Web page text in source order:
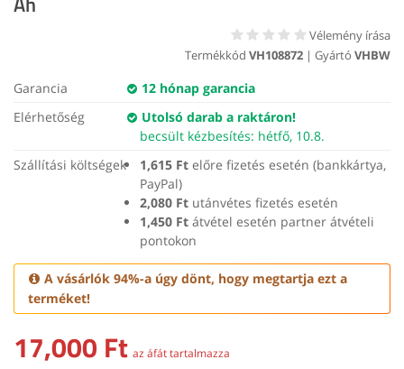
Vélemény írása
Termékkód VH108872 | Gyártó VHBW
Garancia
12 hónap garancia
Elérhetőség
Utolsó darab a raktáron!
becsült kézbesítés: hétfő, 10.8.
Szállítási költségek
1,615 Ft előre fizetés esetén (bankkártya,
PayPal)
2,080 Ft utánvétes fizetés esetén
1,450 Ft átvétel esetén partner átvételi
pontokon
A vásárlók 94%-a úgy dönt, hogy megtartja ezt a
terméket!
17,000 Ft az áfát tartalmazza